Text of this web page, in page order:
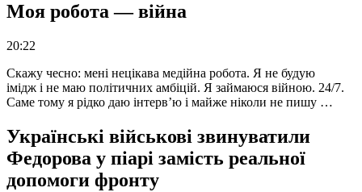
Моя робота — війна
20:22
Скажу чесно: мені нецікава медійна робота. Я не будую
імідж і не маю політичних амбіцій. Я займаюся війною. 24/7.
Саме тому я рідко даю інтерв’ю і майже ніколи не пишу …
Українські військові звинуватили
Федорова у піарі замість реальної
допомоги фронту